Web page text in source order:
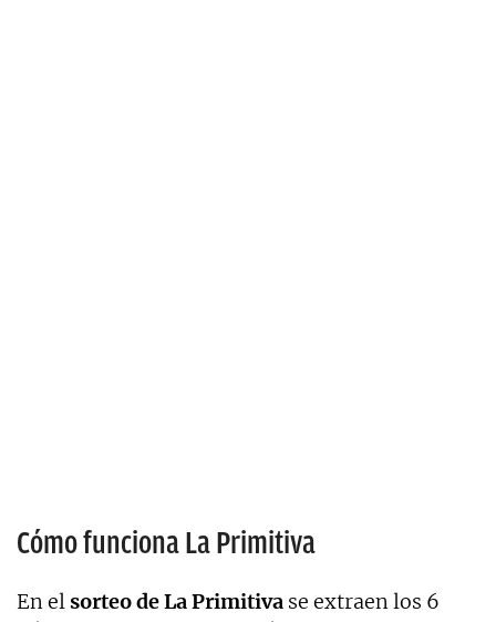
Cómo funciona La Primitiva
En elsorteo de La Primitiva se extraen los 6